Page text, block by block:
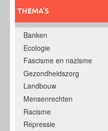
THEMA’S
Banken
Ecologie
Fascisme en nazisme
Gezondheidszorg
Landbouw
Mensenrechten
Racisme
Repressie